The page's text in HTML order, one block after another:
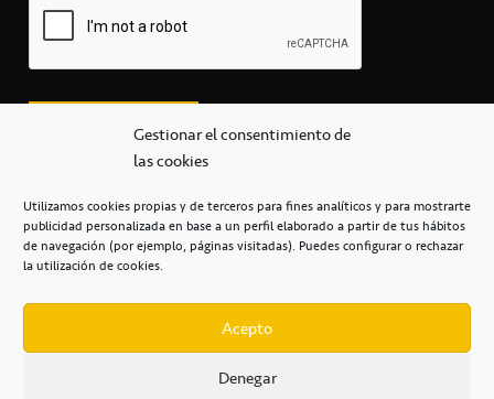
Gestionar el consentimiento de
las cookies
Utilizamos cookies propias y de terceros para fines analíticos y para mostrarte
publicidad personalizada en base a un perfil elaborado a partir de tus hábitos
de navegación (por ejemplo, páginas visitadas). Puedes configurar o rechazar
la utilización de cookies.
Acepto
Denegar
secretaria@cbcanarias.es
+34 922 253 684
Casa del Deporte / 38108 – La Laguna